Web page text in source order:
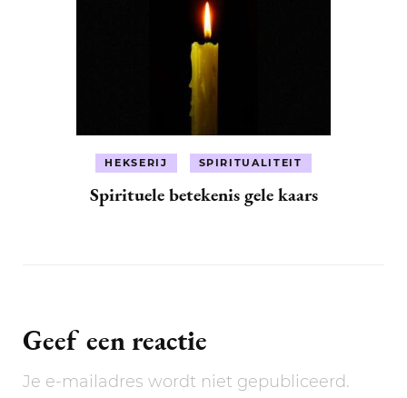
HEKSERIJ SPIRITUALITEIT
Spirituele betekenis gele kaars
Geef een reactie
Je e-mailadres wordt niet gepubliceerd.